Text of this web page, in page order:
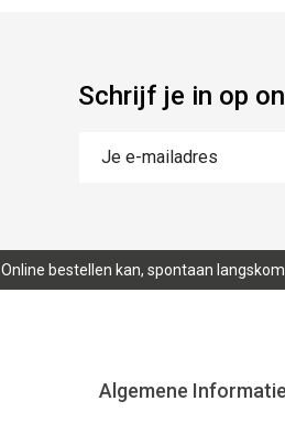
Schrijf je in op
Online bestellen kan, spontaan
Algemene Informatie